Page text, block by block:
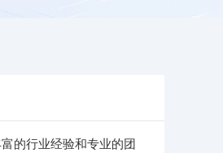
的行业经验和专业的团